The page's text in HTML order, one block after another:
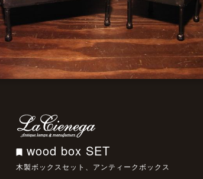
wood box SET
木製ボックスセット、アンティークボックス